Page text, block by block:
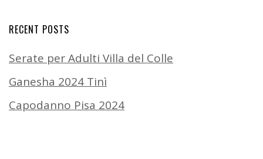
RECENT POSTS
Serate per Adulti Villa del Colle
Ganesha 2024 Tinì
Capodanno Pisa 2024